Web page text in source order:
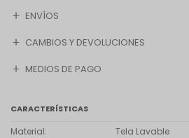
ENVÍOS
CAMBIOS Y DEVOLUCIONES
MEDIOS DE PAGO
CARACTERÍSTICAS
Material
Tela Lavable